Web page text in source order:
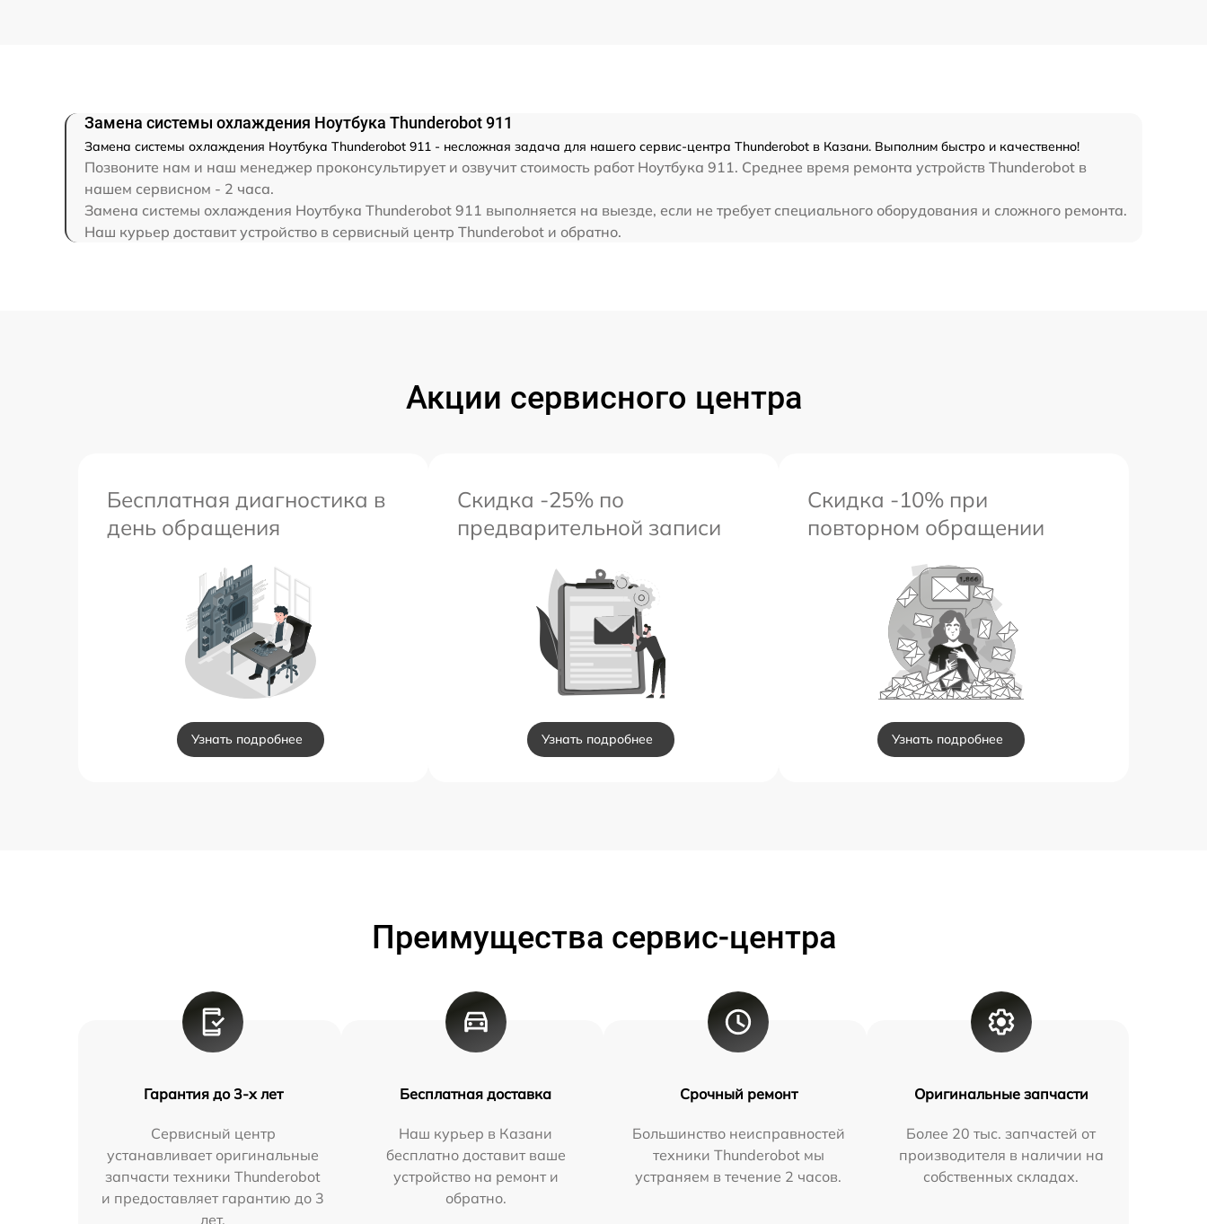
Замена аккумулятора от 40 мин 620 р
Замена клавиатуры от 70 мин 990 р
Замена системы охлаждения Ноутбука Thunderobot 911
Замена системы охлаждения Ноутбука Thunderobot 911 - несложная задача для нашего сервис-центра Thunderobot в Казани. Выполним быстро и качественно!
Позвоните нам и наш менеджер проконсультирует и озвучит стоимость работ Ноутбука 911. Среднее время ремонта устройств Thunderobot в
нашем сервисном - 2 часа.
Замена системы охлаждения Ноутбука Thunderobot 911 выполняется на выезде, если не требует специального оборудования и сложного ремонта.
Наш курьер доставит устройство в сервисный центр Thunderobot и обратно.
Акции сервисного центра
Бесплатная диагностика в
день обращения
Узнать подробнее
Скидка -25% по
предварительной записи
Узнать подробнее
Скидка -10% при
повторном обращении
Узнать подробнее
Преимущества сервис-центра
Гарантия до 3-х лет
Сервисный центр
устанавливает оригинальные
запчасти техники Thunderobot
и предоставляет гарантию до 3
лет.
Бесплатная доставка
Наш курьер в Казани
бесплатно доставит ваше
устройство на ремонт и
обратно.
Срочный ремонт
Большинство неисправностей
техники Thunderobot мы
устраняем в течение 2 часов.
Оригинальные запчасти
Более 20 тыс. запчастей от
производителя в наличии на
собственных складах.